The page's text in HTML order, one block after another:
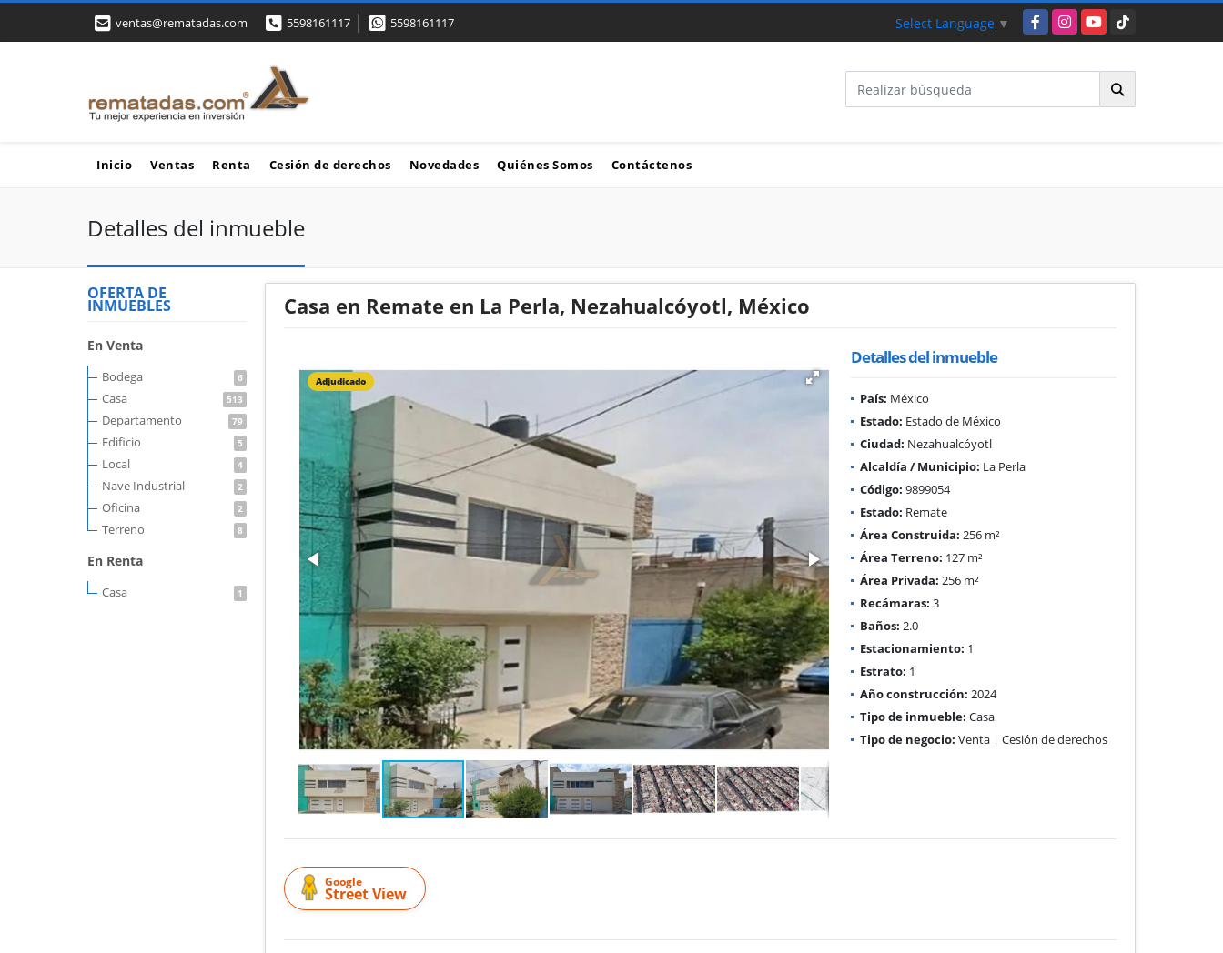
ventas@rematadas.com 5598161117 5598161117 Select Language ▼ FacebookInstagramYouTubeTikTok
Inicio Ventas Renta Cesión de derechos Novedades Quiénes Somos Contáctenos
Detalles del inmueble
OFERTA DE
INMUEBLES
En Venta
Bodega 6
Casa 513
Departamento 79
Edificio 5
Local 4
Nave Industrial 2
Oficina 2
Terreno 8
En Renta
Casa 1
Casa en Remate en La Perla, Nezahualcóyotl, México
Adjudicado
Detalles del inmueble
País: México
Estado: Estado de México
Ciudad: Nezahualcóyotl
Alcaldía / Municipio: La Perla
Código: 9899054
Estado: Remate
Área Construida: 256 m²
Área Terreno: 127 m²
Área Privada: 256 m²
Recámaras: 3
Baños: 2.0
Estacionamiento: 1
Estrato: 1
Año construcción: 2024
Tipo de inmueble: Casa
Tipo de negocio: Venta | Cesión de derechos
Google
Street View